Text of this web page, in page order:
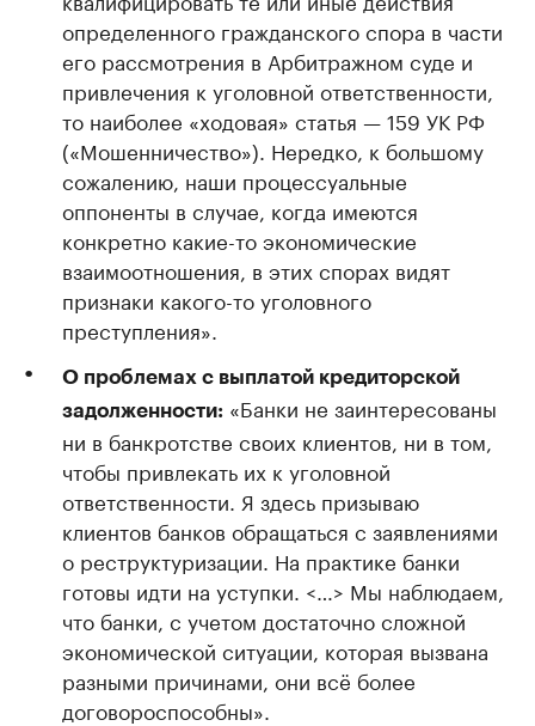
определенного гражданского спора в части
его рассмотрения в Арбитражном суде и
привлечения к уголовной ответственности,
то наиболее «ходовая» статья — 159 УК РФ
(«Мошенничество»). Нередко, к большому
сожалению, наши процессуальные
оппоненты в случае, когда имеются
конкретно какие-то экономические
взаимоотношения, в этих спорах видят
признаки какого-то уголовного
преступления».
О проблемах с выплатой кредиторской
задолженности: «Банки не заинтересованы
ни в банкротстве своих клиентов, ни в том,
чтобы привлекать их к уголовной
ответственности. Я здесь призываю
клиентов банков обращаться с заявлениями
о реструктуризации. На практике банки
готовы идти на уступки. <…> Мы наблюдаем,
что банки, с учетом достаточно сложной
экономической ситуации, которая вызвана
разными причинами, они всё более
договороспособны».